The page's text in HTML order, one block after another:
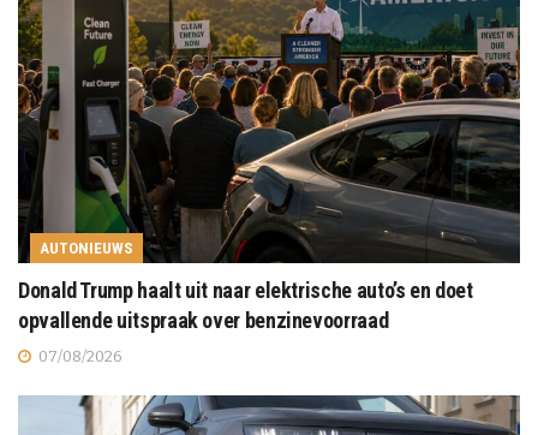
AUTONIEUWS
Donald Trump haalt uit naar elektrische auto’s en doet
opvallende uitspraak over benzinevoorraad
07/08/2026